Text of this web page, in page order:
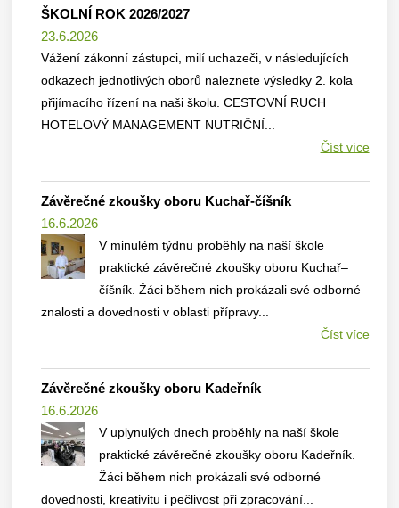
ŠKOLNÍ ROK 2026/2027
23.6.2026
Vážení zákonní zástupci, milí uchazeči, v následujících
odkazech jednotlivých oborů naleznete výsledky 2. kola
přijímacího řízení na naši školu. CESTOVNÍ RUCH
HOTELOVÝ MANAGEMENT NUTRIČNÍ...
Číst více
Závěrečné zkoušky oboru Kuchař-číšník
16.6.2026
V minulém týdnu proběhly na naší škole
praktické závěrečné zkoušky oboru Kuchař–
číšník. Žáci během nich prokázali své odborné
znalosti a dovednosti v oblasti přípravy...
Číst více
Závěrečné zkoušky oboru Kadeřník
16.6.2026
V uplynulých dnech proběhly na naší škole
praktické závěrečné zkoušky oboru Kadeřník.
Žáci během nich prokázali své odborné
dovednosti, kreativitu i pečlivost při zpracování...